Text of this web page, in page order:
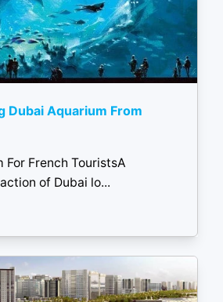
Dubai Aquarium From
For French TouristsA
of Dubai lo...